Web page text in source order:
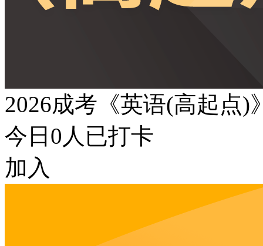
2026成考《英语(高起点)
今日 0 人已打卡
加入